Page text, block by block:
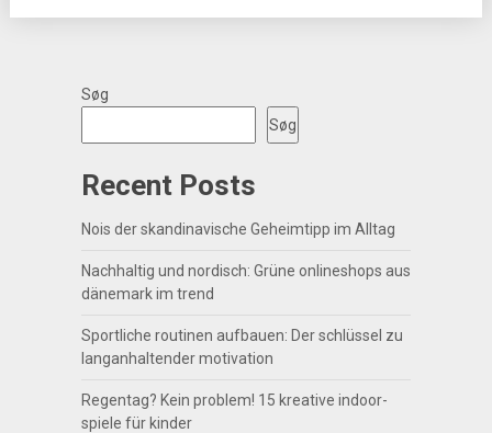
Søg
Søg
Recent Posts
Nois der skandinavische Geheimtipp im Alltag
Nachhaltig und nordisch: Grüne onlineshops aus
dänemark im trend
Sportliche routinen aufbauen: Der schlüssel zu
langanhaltender motivation
Regentag? Kein problem! 15 kreative indoor-
spiele für kinder